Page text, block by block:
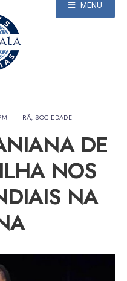
MENU
• IRÃ, SOCIEDADE
DE
NOS
NA